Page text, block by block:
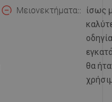
Μειονεκτήματα:
ίσως
οδηγία
θα